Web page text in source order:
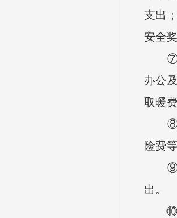
支出
安全
⑦机
办公
取暖
⑧工
险费
⑨商
出。
⑩对